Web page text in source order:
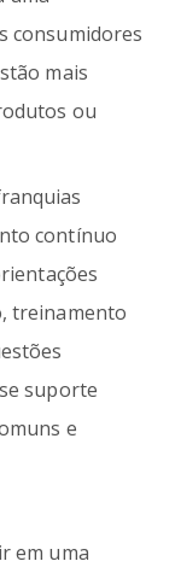
consumidores
mais
ou
contínuo
treinamento
suporte
e
em uma